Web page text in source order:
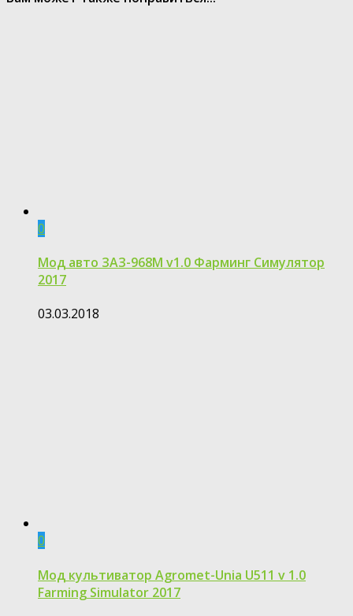
0
Мод авто ЗАЗ-968М v1.0 Фарминг Симулятор
2017
03.03.2018
0
Мод культиватор Agromet-Unia U511 v 1.0
Farming Simulator 2017